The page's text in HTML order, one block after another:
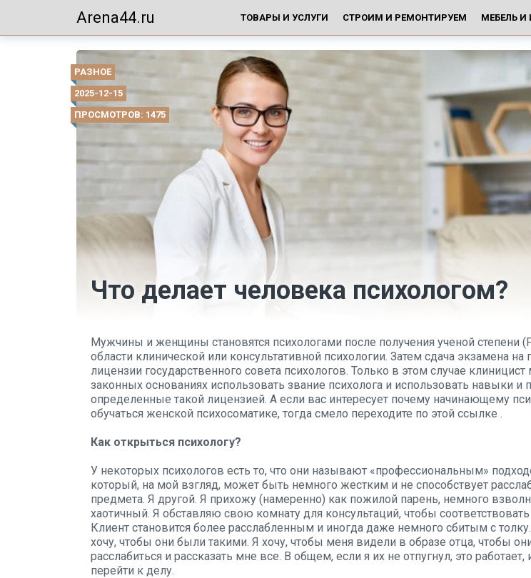
Arena44.ru ТОВАРЫ И УСЛУГИ СТРОИМ И РЕМОНТИРУЕМ МЕБЕЛЬ И
РАЗНОЕ
2025-12-15
ПРОСМОТРОВ: 1475
Что делает человека психологом?
Мужчины и женщины становятся психологами после получения ученой степени
области клинической или консультативной психологии. Затем сдача экзамена на
лицензии государственного совета психологов. Только в этом случае
законных основаниях использовать звание психолога и использовать навыки и
определенные такой лицензией. А если вас интересует почему начинающему
обучаться женской психосоматике, тогда смело переходите по этой ссылке .
Как открыться психологу?
У некоторых психологов есть то, что они называют «профессиональным»
который, на мой взгляд, может быть немного жестким и не способствует
предмета. Я другой. Я прихожу (намеренно) как пожилой парень, немного
хаотичный. Я обставляю свою комнату для консультаций, чтобы соответствовать
Клиент становится более расслабленным и иногда даже немного сбитым с
хочу, чтобы они были такими. Я хочу, чтобы меня видели в образе отца, чтобы
расслабиться и рассказать мне все. В общем, если я их не отпугнул, это
перейти к делу.